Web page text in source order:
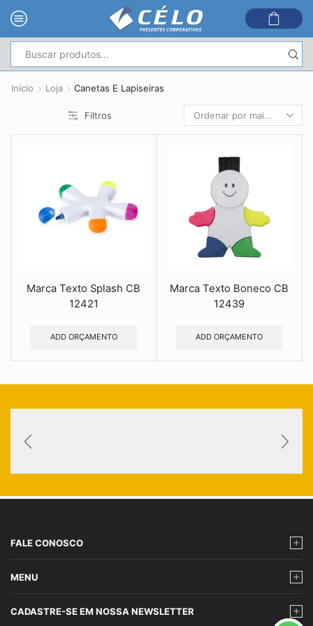
de
pesquisa
Início Loja Canetas E Lapiseiras
Filtros
Marca Texto Splash CB
12421
ADD ORÇAMENTO
Marca Texto Boneco CB
12439
ADD ORÇAMENTO
FALE CONOSCO
MENU
CADASTRE-SE EM NOSSA NEWSLETTER